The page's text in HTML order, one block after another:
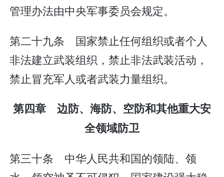
管理办法由中央军事委员会规定。
第二十九条 国家禁止任何组织或者个人
非法建立武装组织，禁止非法武装活动，
禁止冒充军人或者武装力量组织。
第四章 边防、海防、空防和其他重大安
全领域防卫
第三十条 中华人民共和国的领陆、领